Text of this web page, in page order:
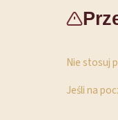
Nie stosuj
Jeśli na